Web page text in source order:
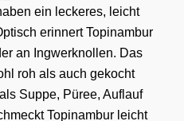
ein leckeres, leicht
erinnert Topinambur
an Ingwerknollen. Das
roh als auch gekocht
Suppe, Püree, Auflauf
Topinambur leicht